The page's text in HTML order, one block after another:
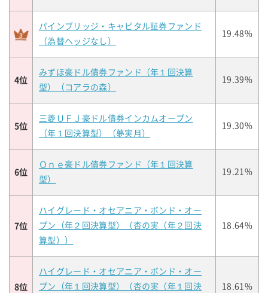
パインブリッジ・キャピタル証券ファンド
（為替ヘッジなし）
19.48%
4位
みずほ豪ドル債券ファンド（年１回決算
型）（コアラの森）
19.39%
5位
三菱ＵＦＪ豪ドル債券インカムオープン
（年１回決算型）（夢実月）
19.30%
6位
Ｏｎｅ豪ドル債券ファンド（年１回決算
型）
19.21%
7位
ハイグレード・オセアニア・ボンド・オー
プン（年２回決算型）（杏の実（年２回決
算型））
18.64%
8位
ハイグレード・オセアニア・ボンド・オー
プン（年１回決算型）（杏の実（年１回決
18.61%